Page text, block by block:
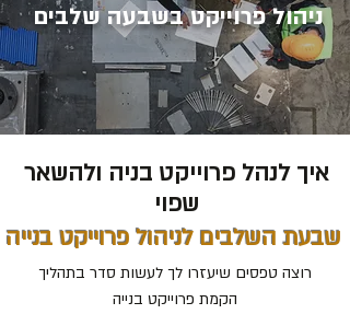
ניהול פרוייקט בשבעה שלבים
איך לנהל פרוייקט בניה ולהשאר
שפוי
שבעת השלבים לניהול פרוייקט בנייה
רוצה טפסים שיעזרו לך לעשות סדר בתהליך
הקמת פרוייקט בנייה